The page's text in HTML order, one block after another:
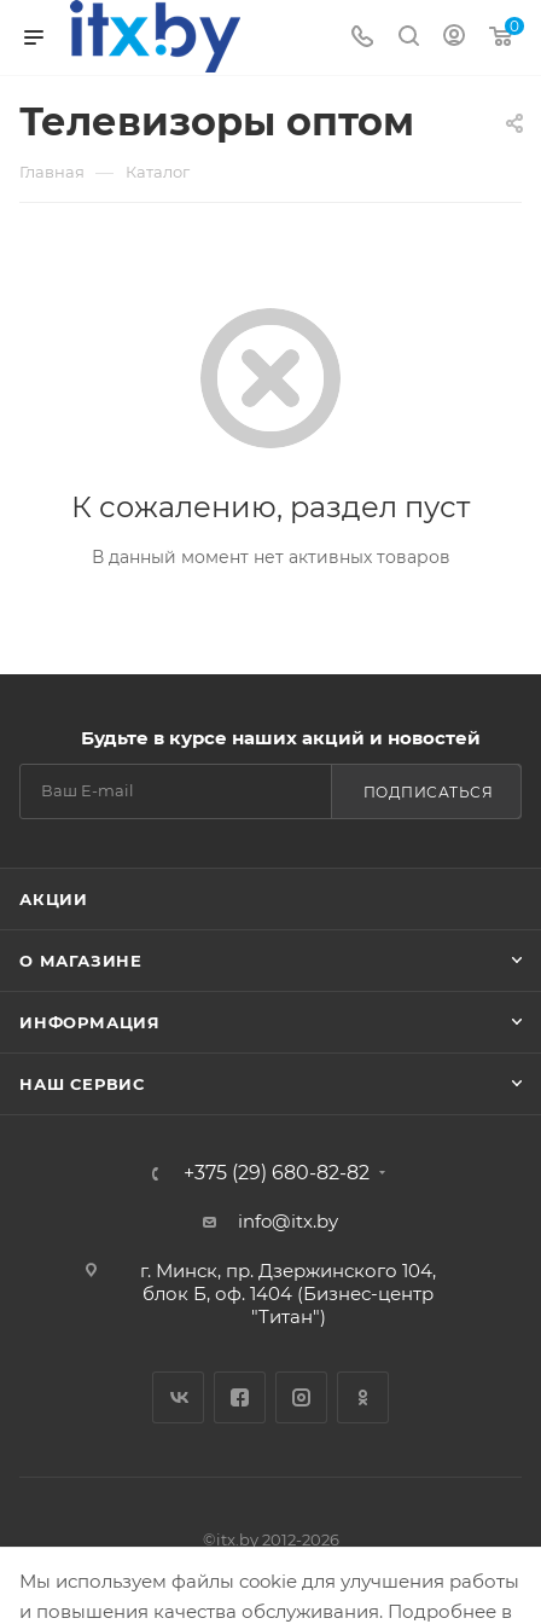
0
Телевизоры оптом
Главная — Каталог
Мы используем файлы cookie для улучшения работы
и повышения качества обслуживания. Подробнее в
К сожалению, раздел пуст
В данный момент нет активных товаров
Будьте в курсе наших акций и новостей
ПОДПИСАТЬСЯ
АКЦИИ
О МАГАЗИНЕ
ИНФОРМАЦИЯ
НАШ СЕРВИС
+375 (29) 680-82-82
info@itx.by
г. Минск, пр. Дзержинского 104,
блок Б, оф. 1404 (Бизнес-центр
"Титан")
©itx.by 2012-2026
Адрес: 220116, г. Минск, пр. Дзержинского, 104, блок Б, оф.
1402/б